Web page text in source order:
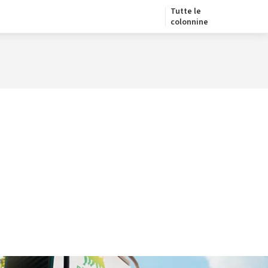
Tutte le
colonnine